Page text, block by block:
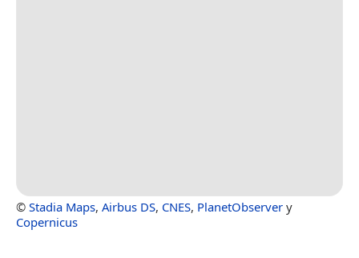
© Stadia Maps, Airbus DS, CNES, PlanetObserver y
Copernicus